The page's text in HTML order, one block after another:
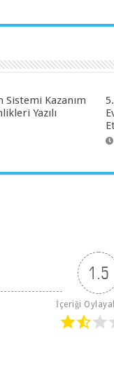
Sistemi Kazanım
Yazılı
1.5
İçeriği